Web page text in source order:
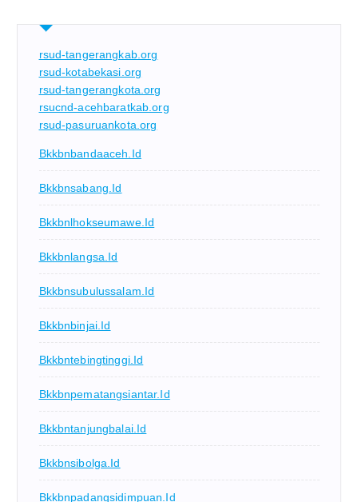
rsud-tangerangkab.org
rsud-kotabekasi.org
rsud-tangerangkota.org
rsucnd-acehbaratkab.org
rsud-pasuruankota.org
Bkkbnbandaaceh.id
Bkkbnsabang.id
Bkkbnlhokseumawe.id
Bkkbnlangsa.id
Bkkbnsubulussalam.id
Bkkbnbinjai.id
Bkkbntebingtinggi.id
Bkkbnpematangsiantar.id
Bkkbntanjungbalai.id
Bkkbnsibolga.id
Bkkbnpadangsidimpuan.id